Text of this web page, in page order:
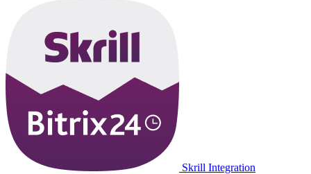
Skrill Integration